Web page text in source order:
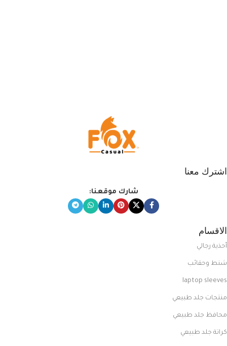
اشترك معنا
شارك موقعنا:
الاقسام
أحذية رجالي
شنط وحقائب
laptop sleeves
منتجات جلد طبيعي
محافظ جلد طبيعي
كراتة جلد طبيعي